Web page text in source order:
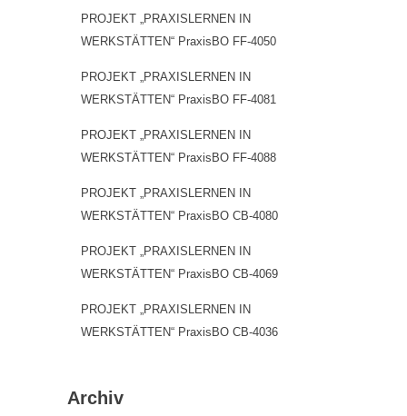
PROJEKT „PRAXISLERNEN IN
WERKSTÄTTEN“ PraxisBO FF-4050
PROJEKT „PRAXISLERNEN IN
WERKSTÄTTEN“ PraxisBO FF-4081
PROJEKT „PRAXISLERNEN IN
WERKSTÄTTEN“ PraxisBO FF-4088
PROJEKT „PRAXISLERNEN IN
WERKSTÄTTEN“ PraxisBO CB-4080
PROJEKT „PRAXISLERNEN IN
WERKSTÄTTEN“ PraxisBO CB-4069
PROJEKT „PRAXISLERNEN IN
WERKSTÄTTEN“ PraxisBO CB-4036
Archiv